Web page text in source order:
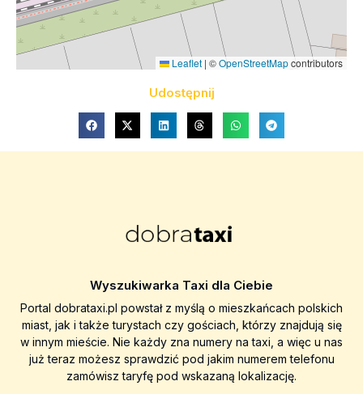
Leaflet | ©OpenStreetMapcontributors
Udostępnij
Wyszukiwarka Taxi dla Ciebie
Portal dobrataxi.pl powstał z myślą o mieszkańcach polskich
miast, jak i także turystach czy gościach, którzy znajdują się
w innym mieście. Nie każdy zna numery na taxi, a więc u nas
już teraz możesz sprawdzić pod jakim numerem telefonu
zamówisz taryfę pod wskazaną lokalizację.